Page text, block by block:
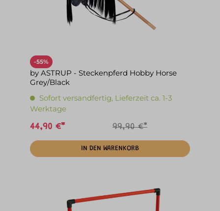
-55%
by ASTRUP - Steckenpferd Hobby Horse
Grey/Black
Sofort versandfertig, Lieferzeit ca. 1-3
Werktage
44,90 €* 99,90 €*
IN DEN WARENKORB